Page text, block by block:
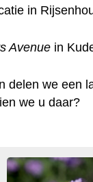
in
Avenue in
delen we een
we u daar?